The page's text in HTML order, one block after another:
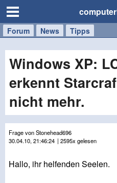
Forum News Tipps
Handy
Tablet
Windows
Mac
Windows XP:
erkennt
nicht mehr.
Frage von Stonehead696
30.04.10, 21:46:24 | 2595x gelesen
Hallo, ihr helfenden Seelen.